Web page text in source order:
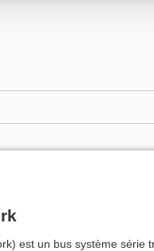
est un bus système